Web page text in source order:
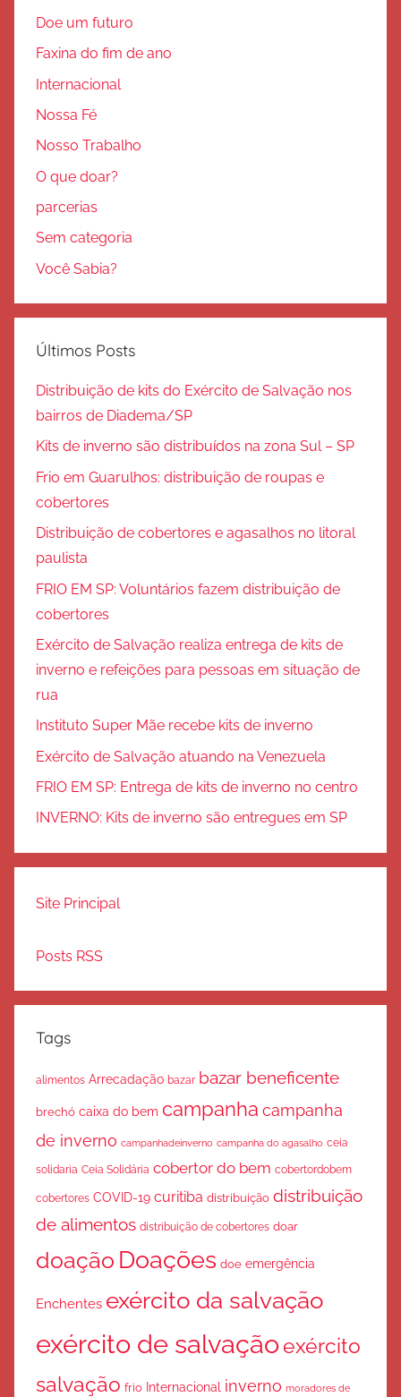
Doe um futuro
Faxina do fim de ano
Internacional
Nossa Fé
Nosso Trabalho
O que doar?
parcerias
Sem categoria
Você Sabia?
Últimos Posts
Distribuição de kits do Exército de Salvação nos
bairros de Diadema/SP
Kits de inverno são distribuídos na zona Sul – SP
Frio em Guarulhos: distribuição de roupas e
cobertores
Distribuição de cobertores e agasalhos no litoral
paulista
FRIO EM SP: Voluntários fazem distribuição de
cobertores
Exército de Salvação realiza entrega de kits de
inverno e refeições para pessoas em situação de
rua
Instituto Super Mãe recebe kits de inverno
Exército de Salvação atuando na Venezuela
FRIO EM SP: Entrega de kits de inverno no centro
INVERNO: Kits de inverno são entregues em SP
Site Principal
Posts RSS
Tags
alimentos Arrecadação bazar bazar beneficente
brechó caixa do bem campanha campanha
de inverno campanhadeinverno campanha do agasalho ceia
solidaria Ceia Solidária cobertor do bem cobertordobem
cobertores COVID-19 curitiba distribuição distribuição
de alimentos distribuição de cobertores doar
doação Doações doe emergência
Enchentes exército da salvação
exército de salvaçãoexército
salvação frio Internacional inverno moradores de